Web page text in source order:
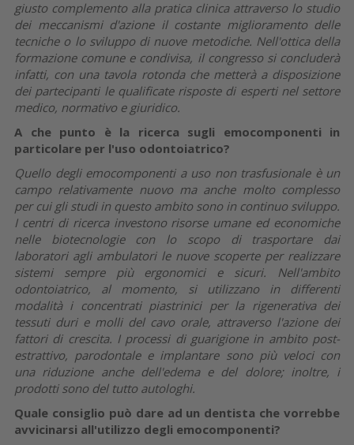
giusto complemento alla pratica clinica attraverso lo studio
dei meccanismi d'azione il costante miglioramento delle
tecniche o lo sviluppo di nuove metodiche. Nell'ottica della
formazione comune e condivisa, il congresso si concluderà
infatti, con una tavola rotonda che metterà a disposizione
dei partecipanti le qualificate risposte di esperti nel settore
medico, normativo e giuridico.
A che punto è la ricerca sugli emocomponenti in
particolare per l'uso odontoiatrico?
Quello degli emocomponenti a uso non trasfusionale è un
campo relativamente nuovo ma anche molto complesso
per cui gli studi in questo ambito sono in continuo sviluppo.
I centri di ricerca investono risorse umane ed economiche
nelle biotecnologie con lo scopo di trasportare dai
laboratori agli ambulatori le nuove scoperte per realizzare
sistemi sempre più ergonomici e sicuri. Nell'ambito
odontoiatrico, al momento, si utilizzano in differenti
modalità i concentrati piastrinici per la rigenerativa dei
tessuti duri e molli del cavo orale, attraverso l'azione dei
fattori di crescita. I processi di guarigione in ambito post-
estrattivo, parodontale e implantare sono più veloci con
una riduzione anche dell'edema e del dolore; inoltre, i
prodotti sono del tutto autologhi.
Quale consiglio può dare ad un dentista che vorrebbe
avvicinarsi all'utilizzo degli emocomponenti?